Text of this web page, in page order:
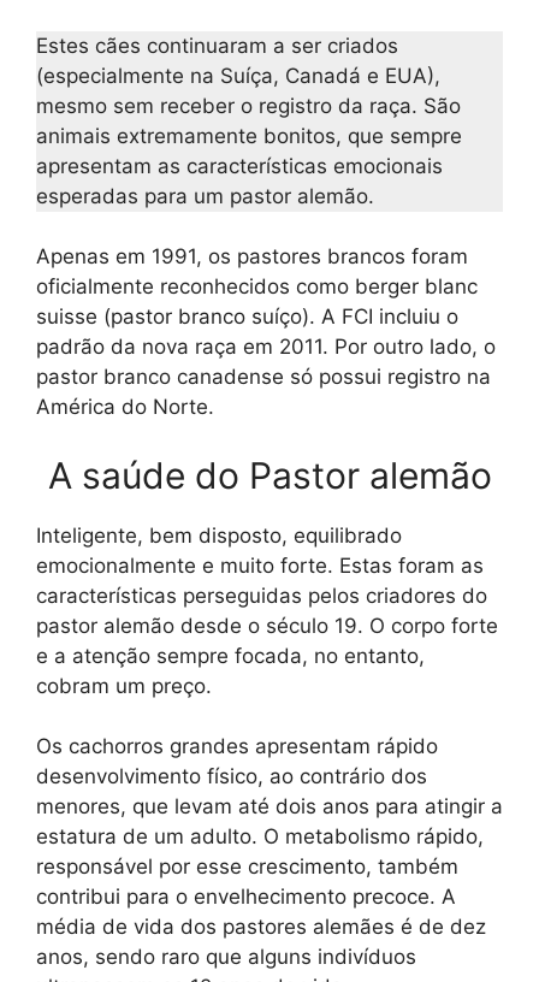
Estes cães continuaram a ser criados
(especialmente na Suíça, Canadá e EUA),
mesmo sem receber o registro da raça. São
animais extremamente bonitos, que sempre
apresentam as características emocionais
esperadas para um pastor alemão.
Apenas em 1991, os pastores brancos foram
oficialmente reconhecidos como berger blanc
suisse (pastor branco suíço). A FCI incluiu o
padrão da nova raça em 2011. Por outro lado, o
pastor branco canadense só possui registro na
América do Norte.
A saúde do Pastor alemão
Inteligente, bem disposto, equilibrado
emocionalmente e muito forte. Estas foram as
características perseguidas pelos criadores do
pastor alemão desde o século 19. O corpo forte
e a atenção sempre focada, no entanto,
cobram um preço.
Os cachorros grandes apresentam rápido
desenvolvimento físico, ao contrário dos
menores, que levam até dois anos para atingir a
estatura de um adulto. O metabolismo rápido,
responsável por esse crescimento, também
contribui para o envelhecimento precoce. A
média de vida dos pastores alemães é de dez
anos, sendo raro que alguns indivíduos